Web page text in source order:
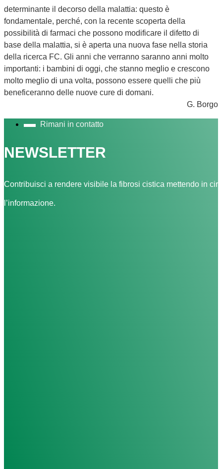
determinante il decorso della malattia: questo è
fondamentale, perché, con la recente scoperta della
possibilità di farmaci che possono modificare il difetto di
base della malattia, si è aperta una nuova fase nella storia
della ricerca FC. Gli anni che verranno saranno anni molto
importanti: i bambini di oggi, che stanno meglio e crescono
molto meglio di una volta, possono essere quelli che più
beneficeranno delle nuove cure di domani.
G. Borgo
Rimani in contatto
NEWSLETTER
Contribuisci a rendere visibile la fibrosi cistica mettendo in
l’informazione.